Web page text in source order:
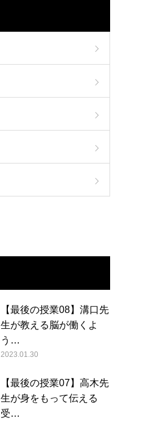
【最後の授業08】溝口先
生が教える脳が働くよ
う…
2023.01.30
【最後の授業07】高木先
生が身をもって伝える
受…